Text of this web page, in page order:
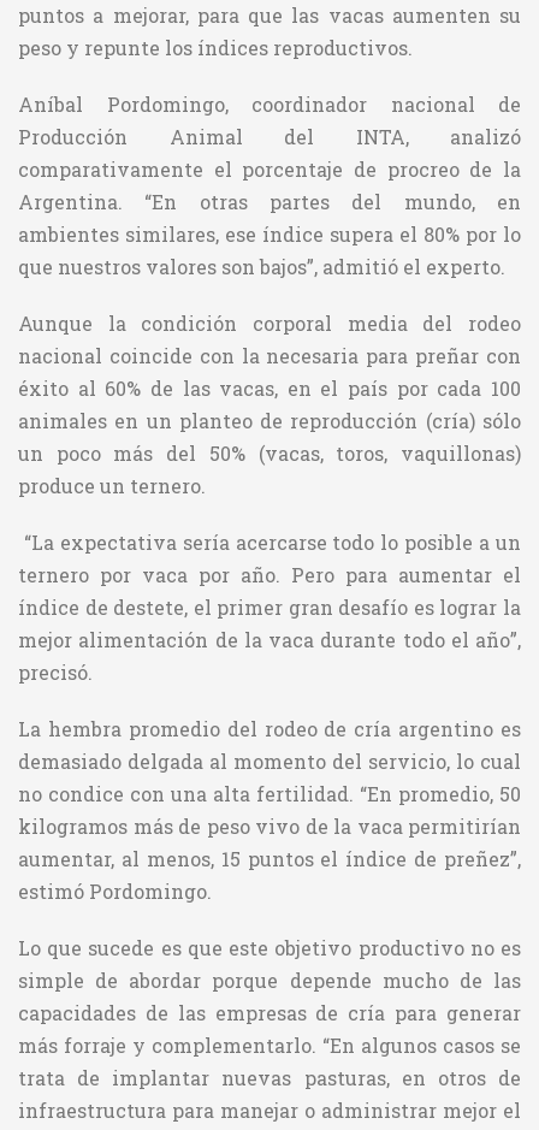
puntos a mejorar, para que las vacas aumenten su
peso y repunte los índices reproductivos.
Aníbal Pordomingo, coordinador nacional de
Producción Animal del INTA, analizó
comparativamente el porcentaje de procreo de la
Argentina. “En otras partes del mundo, en
ambientes similares, ese índice supera el 80% por lo
que nuestros valores son bajos”, admitió el experto.
Aunque la condición corporal media del rodeo
nacional coincide con la necesaria para preñar con
éxito al 60% de las vacas, en el país por cada 100
animales en un planteo de reproducción (cría) sólo
un poco más del 50% (vacas, toros, vaquillonas)
produce un ternero.
“La expectativa sería acercarse todo lo posible a un
ternero por vaca por año. Pero para aumentar el
índice de destete, el primer gran desafío es lograr la
mejor alimentación de la vaca durante todo el año”,
precisó.
La hembra promedio del rodeo de cría argentino es
demasiado delgada al momento del servicio, lo cual
no condice con una alta fertilidad. “En promedio, 50
kilogramos más de peso vivo de la vaca permitirían
aumentar, al menos, 15 puntos el índice de preñez”,
estimó Pordomingo.
Lo que sucede es que este objetivo productivo no es
simple de abordar porque depende mucho de las
capacidades de las empresas de cría para generar
más forraje y complementarlo. “En algunos casos se
trata de implantar nuevas pasturas, en otros de
infraestructura para manejar o administrar mejor el